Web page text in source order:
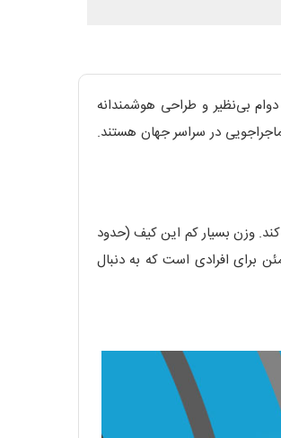
و طبیعت‌گردی است که از سال 1981 با تمرکز بر کیفیت بالا، دوام بی‌نظیر و طراحی هوشمندانه
در سراسر جهان هستند.
کند. وزن بسیار کم این کیف (حدود
برای افرادی است که به دنبال